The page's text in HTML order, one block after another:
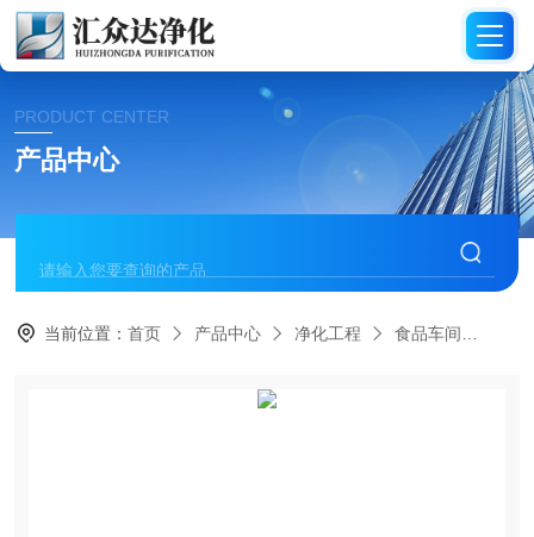
PRODUCT CENTER
产品中心
当前位置：首页 产品中心 净化工程 食品车间